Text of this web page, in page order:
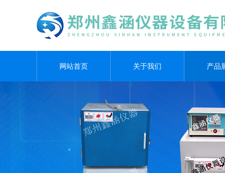
网站首页 关于我们 产品